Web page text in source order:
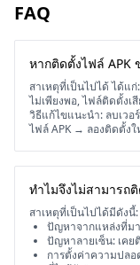
FAQ
หากติดตั้งไฟล์ APK
สาเหตุที่เป็นไปได้ ได้แ
ไม่เพียงพอ, ไฟล์ติดตั้งเ
วิธีแก้ไขแนะนำ: ลบเว
ไฟล์ APK → ลองติดตั้งใ
ทำไมจึงไม่สามารถ
สาเหตุที่เป็นไปได้มีดังนี้:
ปัญหาจากแหล่งที่ม
ปัญหาลายเซ็น: เคย
การตั้งค่าความปล